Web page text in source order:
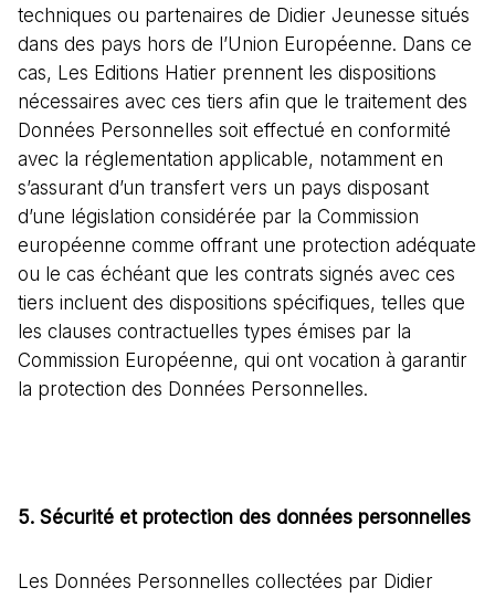
techniques ou partenaires de Didier Jeunesse situés
dans des pays hors de l’Union Européenne. Dans ce
cas, Les Editions Hatier prennent les dispositions
nécessaires avec ces tiers afin que le traitement des
Données Personnelles soit effectué en conformité
avec la réglementation applicable, notamment en
s’assurant d’un transfert vers un pays disposant
d’une législation considérée par la Commission
européenne comme offrant une protection adéquate
ou le cas échéant que les contrats signés avec ces
tiers incluent des dispositions spécifiques, telles que
les clauses contractuelles types émises par la
Commission Européenne, qui ont vocation à garantir
la protection des Données Personnelles.
5. Sécurité et protection des données personnelles
Les Données Personnelles collectées par Didier